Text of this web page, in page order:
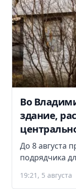
Во
здание,
До 8 августа
подрядчика
19:21, 5 августа